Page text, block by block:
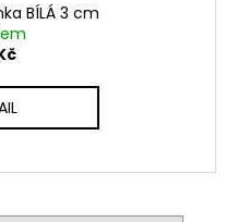
BÍLÁ 3 cm